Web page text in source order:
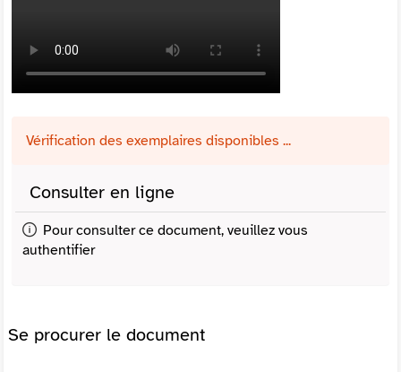
Vérification des exemplaires disponibles ...
Consulter en ligne
Pour consulter ce document, veuillez vous
authentifier
Se procurer le document